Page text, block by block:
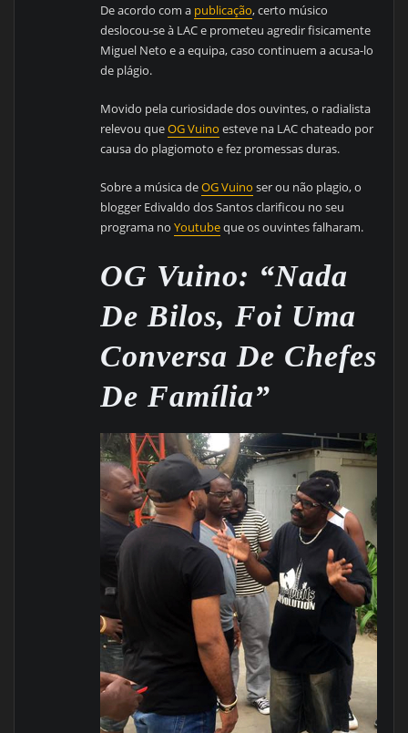
De acordo com a publicação, certo músico
deslocou-se à LAC e prometeu agredir fisicamente
Miguel Neto e a equipa, caso continuem a acusa-lo
de plágio.
Movido pela curiosidade dos ouvintes, o radialista
relevou queOG Vuino esteve na LAC chateado por
causa do plagiomoto e fez promessas duras.
Sobre a música deOG Vuino ser ou não plagio, o
blogger Edivaldo dos Santos clarificou no seu
programa noYoutubeque os ouvintes falharam.
OG Vuino: “Nada
De Bilos, Foi Uma
Conversa De Chefes
De Família”